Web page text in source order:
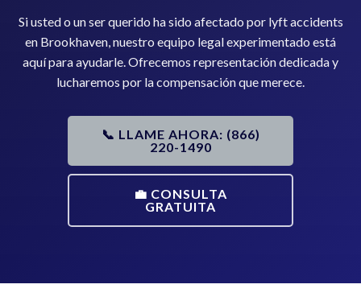
Si usted o un ser querido ha sido afectado por lyft accidents
en Brookhaven, nuestro equipo legal experimentado está
aquí para ayudarle. Ofrecemos representación dedicada y
lucharemos por la compensación que merece.
📞 LLAME AHORA: (866)
220-1490
💼 CONSULTA
GRATUITA